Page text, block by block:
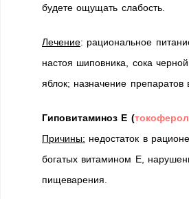
будете ощущать слабость.
Лечение: рациональное
настоя шиповника, сока
яблок; назначение препаратов
Гиповитаминоз Е (
Причины: недостаток в
богатых витамином Е,
пищеварения.